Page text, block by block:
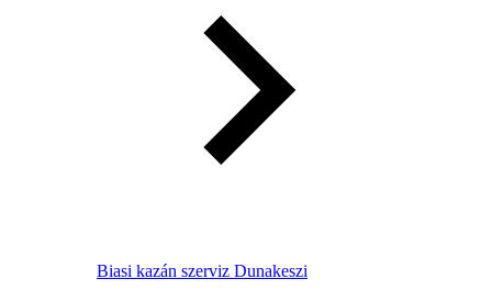
Biasi kazán szerviz Dunakeszi